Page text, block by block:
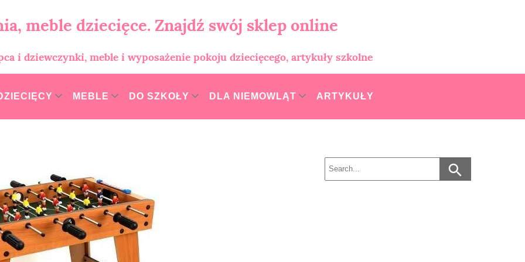
meble dziecięce. Znajdź swój sklep online
i dziewczynki, meble i wyposażenie pokoju dziecięcego, artykuły szkolne
MEBLE DO SZKOŁY DLA NIEMOWLĄT ARTYKUŁY